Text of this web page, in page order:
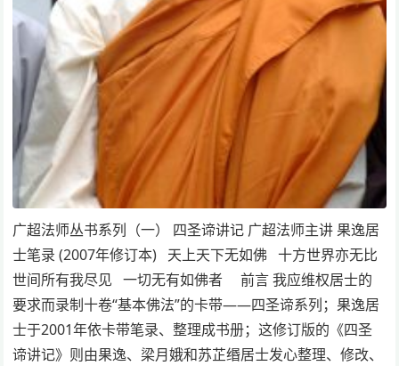
广超法师丛书系列（一） 四圣谛讲记 广超法师主讲 果逸居
士笔录 (2007年修订本) 天上天下无如佛 十方世界亦无比
世间所有我尽见 一切无有如佛者 前言 我应维权居士的
要求而录制十卷“基本佛法”的卡带——四圣谛系列；果逸居
士于2001年依卡带笔录、整理成书册；这修订版的《四圣
谛讲记》则由果逸、梁月娥和苏芷缗居士发心整理、修改、